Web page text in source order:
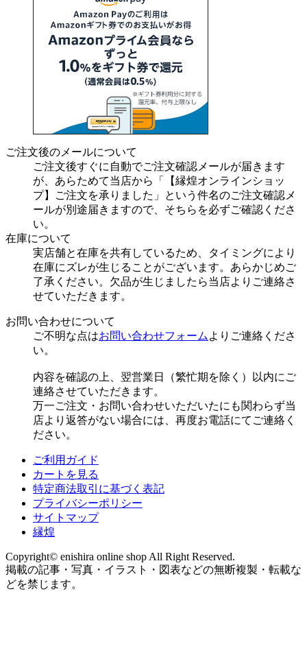
ご注文後のメールについて
ご注文後すぐに自動でご注文確認メールが届きます
が、あらためて当店から「【縁煌オンラインショッ
プ】ご注文を承りました」という件名のご注文確認メ
ールが別途届きますので、そちらを必ずご確認くださ
い。
在庫について
実店舗と在庫を共有しているため、タイミングにより
在庫にズレが生じることがございます。あらかじめご
了承ください。欠品が生じましたら当店よりご連絡さ
せていただきます。
お問い合わせについて
ご不明な点はお問い合わせフォーム よりご連絡くださ
い。
内容を確認の上、翌営業日（繁忙期を除く）以内にご
連絡させていただきます。
万一ご注文・お問い合わせいただいたにも関わらず当
店より返答がない場合には、再度お電話にてご連絡く
ださい。
ご利用ガイド
カートを見る
特定商法取引に基づく表記
プライバシーポリシー
サイトマップ
縁煌
Copyright© enishira online shop All Right Reserved.
掲載の記事・写真・イラスト・図表などの無断複製・転載な
どを禁じます。